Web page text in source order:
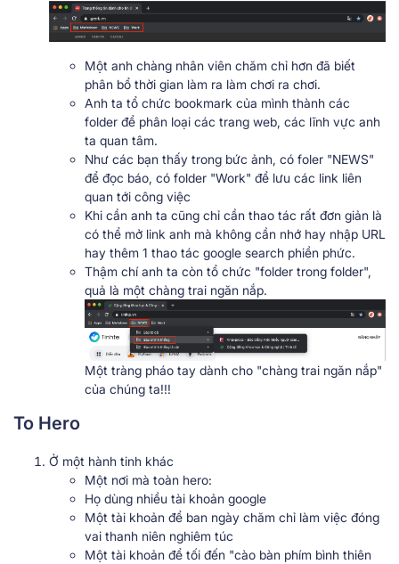
Một anh chàng nhân viên chăm chỉ hơn đã biết
phân bổ thời gian làm ra làm chơi ra chơi.
Anh ta tổ chức bookmark của mình thành các
folder để phân loại các trang web, các lĩnh vực anh
ta quan tâm.
Như các bạn thấy trong bức ảnh, có foler "NEWS"
để đọc báo, có folder "Work" để lưu các link liên
quan tới công việc
Khi cần anh ta cũng chỉ cần thao tác rất đơn giản là
có thể mở link anh mà không cần nhớ hay nhập URL
hay thêm 1 thao tác google search phiền phức.
Thậm chí anh ta còn tổ chức "folder trong folder",
quả là một chàng trai ngăn nắp.
Một tràng pháo tay dành cho "chàng trai ngăn nắp"
của chúng ta!!!
To Hero
Ở một hành tinh khác
Một nơi mà toàn hero:
Họ dùng nhiều tài khoản google
Một tài khoản để ban ngày chăm chỉ làm việc đóng
vai thanh niên nghiêm túc
Một tài khoản để tối đến "cào bàn phím bình thiên